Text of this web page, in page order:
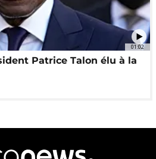
01:02
Patrice Talon élu à la